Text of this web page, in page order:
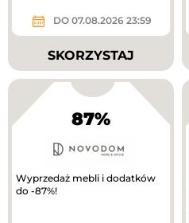
DO 07.08.2026 23:59
SKORZYSTAJ
87%
Wyprzedaż mebli i dodatków
do -87%!